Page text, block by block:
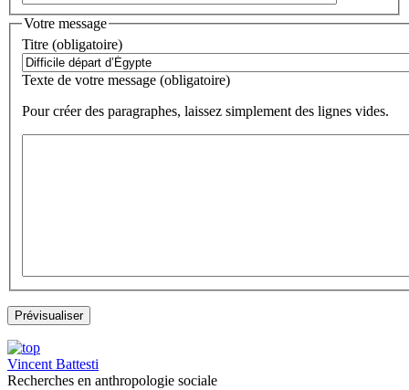
Votre message
Titre (obligatoire)
Texte de votre message (obligatoire)
Pour créer des paragraphes, laissez simplement des lignes vides.
Vincent Battesti
Recherches en anthropologie sociale